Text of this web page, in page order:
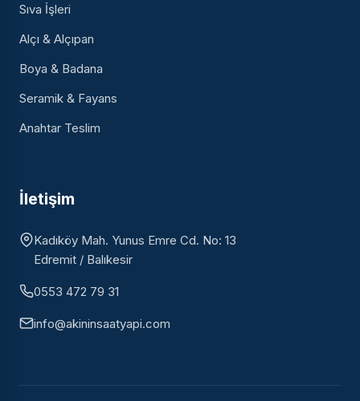
Sıva İşleri
Alçı & Alçıpan
Boya & Badana
Seramik & Fayans
Anahtar Teslim
İletişim
Kadıköy Mah. Yunus Emre Cd. No: 13
Edremit / Balıkesir
0553 472 79 31
info@akininsaatyapi.com